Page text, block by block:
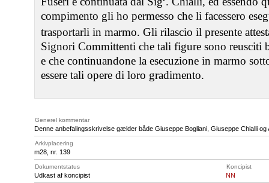
compimento gli ho permesso che li facessero
trasportarli in marmo. Gli rilascio il presente
Signori Committenti che tali figure sono reusciti
e che continuandone la esecuzione in marmo
essere tali opere di loro gradimento.
Generel kommentar
Denne anbefalingsskrivelse gælder både Giuseppe Bogliani, Giuseppe Chialli og
Arkivplacering
m28, nr. 139
Dokumentstatus Koncipist
Udkast af koncipist NN